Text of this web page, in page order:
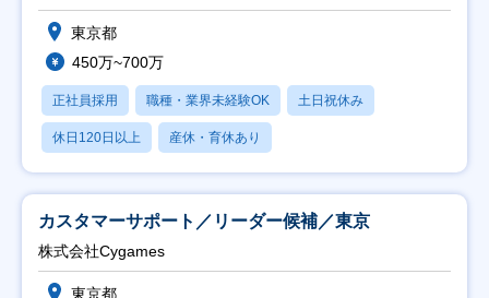
東京都
450万~700万
正社員採用 職種・業界未経験OK 土日祝休み
休日120日以上 産休・育休あり
カスタマーサポート／リーダー候補／東京
株式会社Cygames
東京都